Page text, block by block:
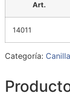
Art.
14011
Categoría: